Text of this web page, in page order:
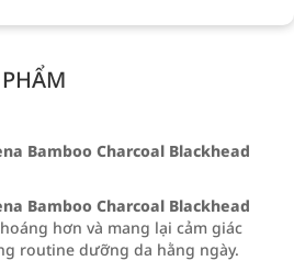
Bamboo Charcoal Blackhead
Bamboo Charcoal Blackhead
hơn và mang lại cảm giác
routine dưỡng da hằng ngày.